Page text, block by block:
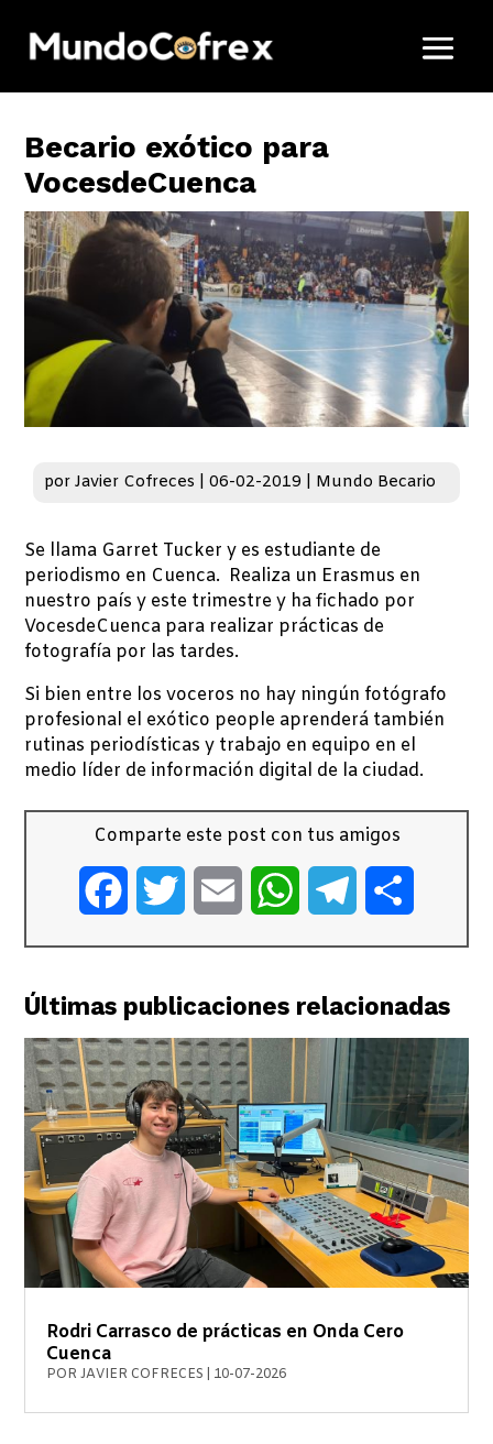
Becario exótico para
VocesdeCuenca
porJavier Cofreces |06-02-2019 Mundo Becario
Se llama Garret Tucker y es estudiante de
periodismo en Cuenca. Realiza un Erasmus en
nuestro país y este trimestre y ha fichado por
VocesdeCuenca para realizar prácticas de
fotografía por las tardes.
Si bien entre los voceros no hay ningún fotógrafo
profesional el exótico people aprenderá también
rutinas periodísticas y trabajo en equipo en el
medio líder de información digital de la ciudad.
Comparte este post con tus amigos
FacebookTwitter Email WhatsAppTelegram
Últimas publicaciones relacionadas
Rodri Carrasco de prácticas en Onda Cero
Cuenca
PORJAVIER COFRECES 10-07-2026